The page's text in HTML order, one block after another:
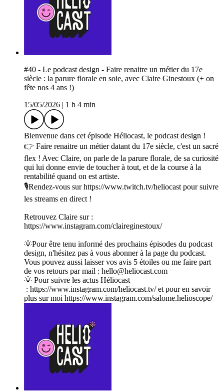
#40 - Le podcast design - Faire renaitre un métier du 17e
siècle : la parure florale en soie, avec Claire Ginestoux (+ on
fête nos 4 ans !)
15/05/2026
1 h 4 min
Bienvenue dans cet épisode Héliocast, le podcast design !
👉 Faire renaitre un métier datant du 17e siècle, c'est un sacré
flex ! Avec Claire, on parle de la parure florale, de sa curiosité
qui lui donne envie de toucher à tout, et de la course à la
rentabilité quand on est artiste.
🎙Rendez-vous sur ⁠⁠⁠⁠⁠⁠⁠⁠⁠⁠⁠⁠⁠⁠⁠⁠⁠⁠⁠⁠⁠⁠⁠⁠⁠⁠https://www.twitch.tv/heliocast⁠⁠⁠⁠⁠⁠⁠⁠⁠⁠⁠⁠⁠⁠⁠⁠⁠⁠⁠⁠⁠⁠⁠⁠⁠⁠ pour suivre
les streams en direct !
Retrouvez Claire sur :
https://www.instagram.com/claireginestoux/
🌞Pour être tenu informé des prochains épisodes du podcast
design, n'hésitez pas à vous abonner à la page du podcast.
Vous pouvez aussi laisser vos avis 5 étoiles ou me faire part
de vos retours par mail : hello@heliocast.com
🌞 Pour suivre les actus Héliocast
: ⁠⁠⁠⁠⁠⁠⁠⁠⁠⁠⁠⁠⁠⁠⁠⁠⁠⁠⁠⁠⁠⁠⁠⁠⁠⁠https://www.instagram.com/heliocast.tv/⁠⁠⁠⁠⁠⁠⁠⁠⁠⁠⁠⁠⁠⁠⁠⁠⁠⁠⁠⁠⁠⁠⁠⁠⁠⁠ et pour en savoir
plus sur moi https://www.instagram.com/salome.helioscope/